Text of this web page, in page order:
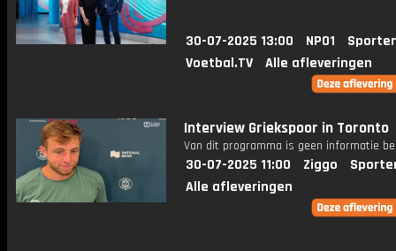
30-07-2025 13:00 NPO1
Voetbal.TV
Alle afleveringen
Interview Griekspoor in Toronto
Van dit programma is geen informatie
30-07-2025 11:00 Ziggo
Alle afleveringen